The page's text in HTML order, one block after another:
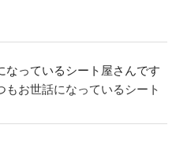
なっているシート屋さんです
もお世話になっているシート